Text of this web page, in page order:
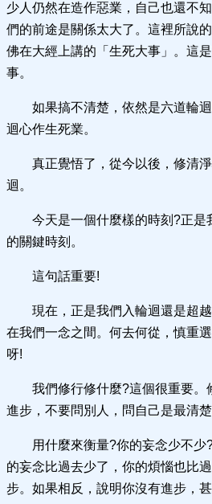
少人仍然在造作惡業，自己也還不
們的前途是關係太大了。這裡所說
佛在大經上講的「生死大事」。這
事。
如果搞不清楚，依然是六道輪
迴心作生死業。
真正覺悟了，從今以後，修清
迴。
今天是一個什麼樣的時刻?正是
的關鍵時刻。
這句話重要!
現在，正是我們入輪迴還是超
在我們一念之間。何去何從，慎重
呀!
我們修行修什麼?這個很重要。
進步，不要問別人，問自己是最清楚
用什麼來衡量?你的妄念少不
的妄念比過去少了，你的煩惱也比
步。如果相反，說明你沒有進步，甚